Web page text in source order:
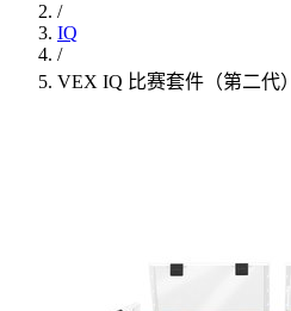
/
IQ
/
VEX IQ 比赛套件（第二代）